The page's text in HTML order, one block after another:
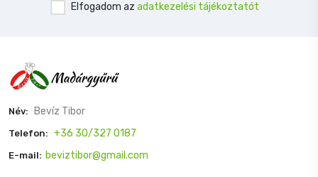
Elfogadom az adatkezelési tájékoztatót
Név: Bevíz Tibor
Telefon: +36 30/327 0187
E-mail: beviztibor@gmail.com